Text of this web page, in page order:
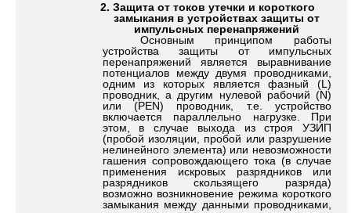
2. Защита от токов утечки и короткого
замыкания в устройствах защиты от
импульсных перенапряжений
Основным принципом работы
устройства защиты от импульсных
перенапряжений является выравнивание
потенциалов между двумя проводниками,
одним из которых является фазный (L)
проводник, а другим нулевой рабочий (N)
или (РЕN) проводник, т.е. устройство
включается параллельно нагрузке. При
этом, в случае выхода из строя УЗИП
(пробой изоляции, пробой или разрушение
нелинейного элемента) или невозможности
гашения сопровождающего тока (в случае
применения искровых разрядников или
разрядников скользящего разряда)
возможно возникновение режима короткого
замыкания между данными проводниками,